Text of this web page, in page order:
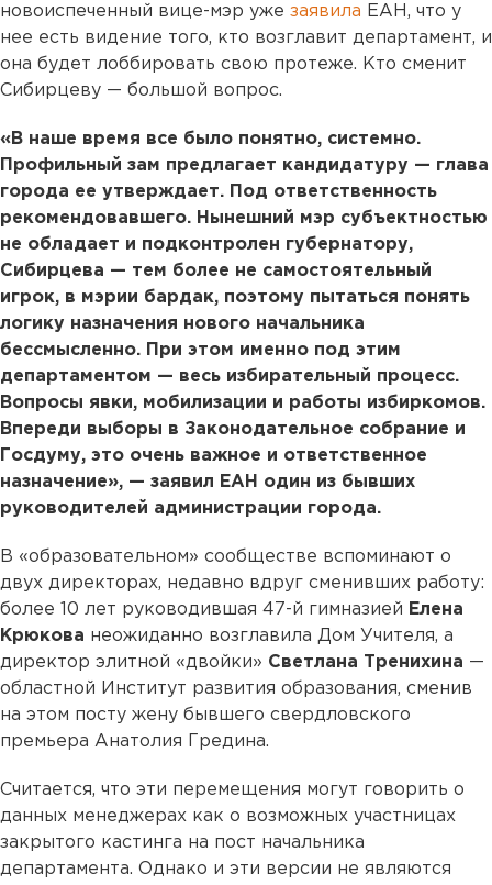
новоиспеченный вице-мэр уже заявила ЕАН, что у
нее есть видение того, кто возглавит департамент, и
она будет лоббировать свою протеже. Кто сменит
Сибирцеву — большой вопрос.
«В наше время все было понятно, системно.
Профильный зам предлагает кандидатуру — глава
города ее утверждает. Под ответственность
рекомендовавшего. Нынешний мэр субъектностью
не обладает и подконтролен губернатору,
Сибирцева — тем более не самостоятельный
игрок, в мэрии бардак, поэтому пытаться понять
логику назначения нового начальника
бессмысленно. При этом именно под этим
департаментом — весь избирательный процесс.
Вопросы явки, мобилизации и работы избиркомов.
Впереди выборы в Законодательное собрание и
Госдуму, это очень важное и ответственное
назначение», — заявил ЕАН один из бывших
руководителей администрации города.
В «образовательном» сообществе вспоминают о
двух директорах, недавно вдруг сменивших работу:
более 10 лет руководившая 47-й гимназией Елена
Крюкова неожиданно возглавила Дом Учителя, а
директор элитной «двойки» Светлана Тренихина —
областной Институт развития образования, сменив
на этом посту жену бывшего свердловского
премьера Анатолия Гредина.
Считается, что эти перемещения могут говорить о
данных менеджерах как о возможных участницах
закрытого кастинга на пост начальника
департамента. Однако и эти версии не являются